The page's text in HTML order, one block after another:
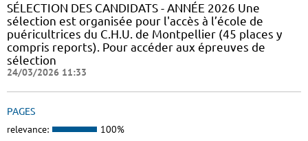
SÉLECTION DES CANDIDATS - ANNÉE 2026 Une
sélection est organisée pour l'accès à l’école de
puéricultrices du C.H.U. de Montpellier (45 places y
compris reports). Pour accéder aux épreuves de
sélection
24/03/2026 11:33
PAGES
relevance: 100%